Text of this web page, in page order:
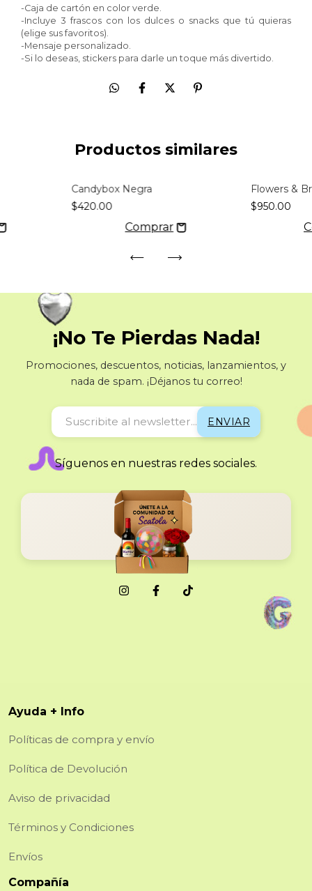
-Caja de cartón en color verde.
-Incluye 3 frascos con los dulces o snacks que tú quieras
(elige sus favoritos).
-Mensaje personalizado.
-Si lo deseas, stickers para darle un toque más divertido.
Productos similares
Candybox Negra
$420.00
Flowers &
$950.00
¡No Te Pierdas Nada!
Promociones, descuentos, noticias, lanzamientos, y
nada de spam. ¡Déjanos tu correo!
Síguenos en nuestras redes sociales.
Ayuda + Info
Políticas de compra y envío
Política de Devolución
Aviso de privacidad
Términos y Condiciones
Envíos
Compañía